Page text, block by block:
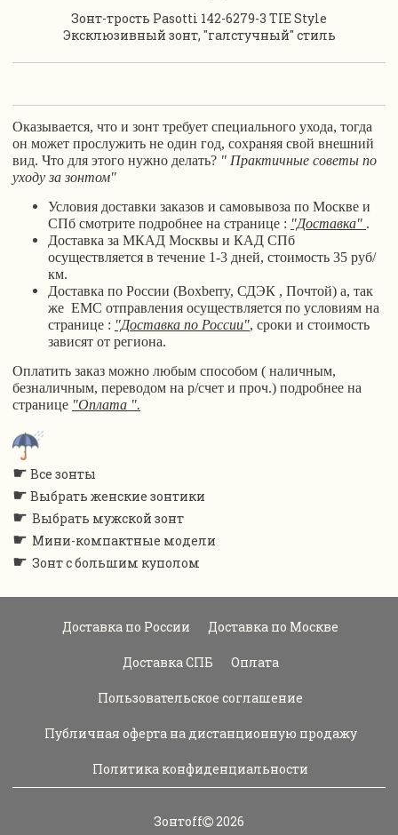
Зонт-трость Pasotti 142-6279-3 TIE Style
Эксклюзивный зонт, "галстучный" стиль
Оказывается, что и зонт требует специального ухода, тогда
он может прослужить не один год, сохраняя свой внешний
вид. Что для этого нужно делать? " Практичные советы по
уходу за зонтом"
Условия доставки заказов и самовывоза по Москве и
СПб смотрите подробнее на странице : "Доставка" .
Доставка за МКАД Москвы и КАД СПб
осуществляется в течение 1-3 дней, стоимость 35 руб/
км.
Доставка по России (Boxberry, СДЭК , Почтой) а, так
же ЕМС отправления осуществляется по условиям на
странице : "Доставка по России", сроки и стоимость
зависят от региона.
Оплатить заказ можно любым способом ( наличным,
безналичным, переводом на р/счет и проч.) подробнее на
странице "Оплата ".
☛ Все зонты
☛ Выбрать женские зонтики
☛ Выбрать мужской зонт
☛ Мини-компактные модели
☛ Зонт с большим куполом
Доставка по России Доставка по Москве
Доставка СПБ Оплата
Пользовательское соглашение
Публичная оферта на дистанционную продажу
Политика конфиденциальности
Зонтoff 2026